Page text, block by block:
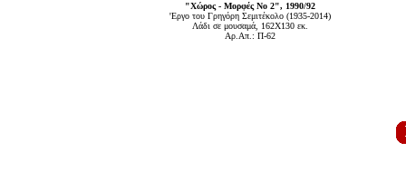
"Χώρος - Μορφές Νο 2", 1990/92
'Εργο του Γρηγόρη Σεμιτέκολο (1935-2014)
Λάδι σε μουσαμά, 162Χ130 εκ.
Αρ.Απ.: Π-62